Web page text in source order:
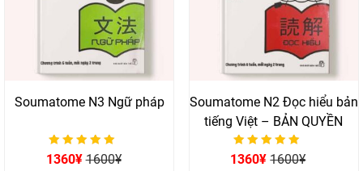
Soumatome N3 Ngữ pháp
Được xếp hạng
0
1360¥ 1600¥
Soumatome N2 Đọc hiểu bản
tiếng Việt – BẢN QUYỀN
Được xếp hạng
0
1360¥ 1600¥